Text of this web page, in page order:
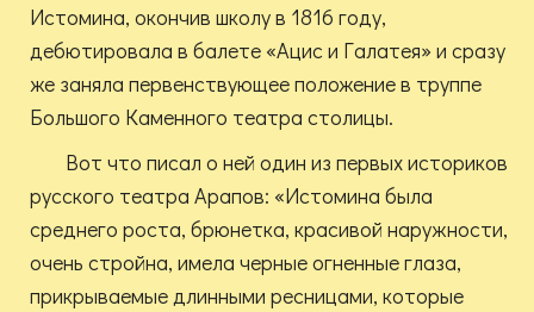
Истомина, окончив школу в 1816 году,
дебютировала в балете «Ацис и Галатея» и сразу
же заняла первенствующее положение в труппе
Большого Каменного театра столицы.
Вот что писал о ней один из первых историков
русского театра Арапов: «Истомина была
среднего роста, брюнетка, красивой наружности,
очень стройна, имела черные огненные глаза,
прикрываемые длинными ресницами, которые